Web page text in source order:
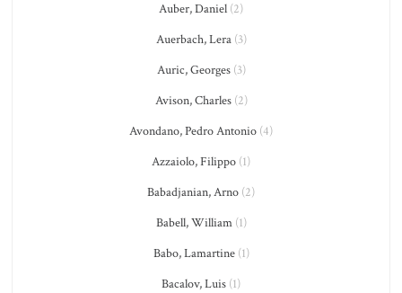
Auber, Daniel (2)
Auerbach, Lera(3)
Auric, Georges(3)
Avison, Charles(2)
Avondano, Pedro Antonio (4)
Azzaiolo, Filippo (1)
Babadjanian, Arno (2)
Babell, William(1)
Babo, Lamartine(1)
Bacalov, Luis (1)